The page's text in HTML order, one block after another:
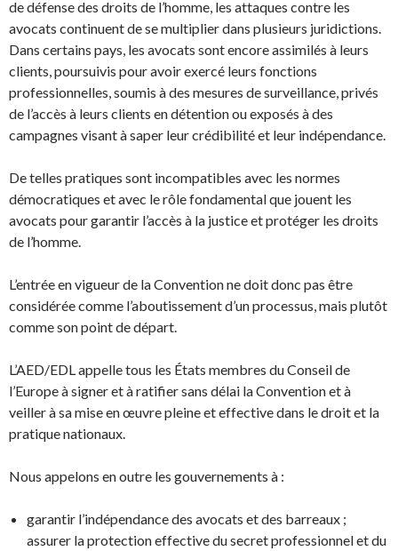
de défense des droits de l’homme, les attaques contre les
avocats continuent de se multiplier dans plusieurs juridictions.
Dans certains pays, les avocats sont encore assimilés à leurs
clients, poursuivis pour avoir exercé leurs fonctions
professionnelles, soumis à des mesures de surveillance, privés
de l’accès à leurs clients en détention ou exposés à des
campagnes visant à saper leur crédibilité et leur indépendance.
De telles pratiques sont incompatibles avec les normes
démocratiques et avec le rôle fondamental que jouent les
avocats pour garantir l’accès à la justice et protéger les droits
de l’homme.
L’entrée en vigueur de la Convention ne doit donc pas être
considérée comme l’aboutissement d’un processus, mais plutôt
comme son point de départ.
L’AED/EDL appelle tous les États membres du Conseil de
l’Europe à signer et à ratifier sans délai la Convention et à
veiller à sa mise en œuvre pleine et effective dans le droit et la
pratique nationaux.
Nous appelons en outre les gouvernements à :
garantir l’indépendance des avocats et des barreaux ;
assurer la protection effective du secret professionnel et du